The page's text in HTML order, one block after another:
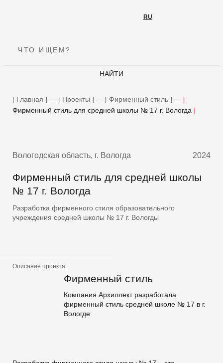
RU
ЧТО ИЩЕМ?
НАЙТИ
Главная — Проекты — Фирменный стиль
—
Фирменный стиль для средней школы № 17 г. Вологда
Вологодская область, г. Вологда 2024
Фирменный стиль для средней школы
№ 17 г. Вологда
Разработка фирменного стиля образовательного
учреждения средней школы № 17 г. Вологды
Описание проекта
Фирменный стиль
Компания Архиллект разработала
фирменный стиль средней школе № 17 в г.
Вологде
Мы будем рады делиться новинками и новостями!
ОТПРАВИТЬ